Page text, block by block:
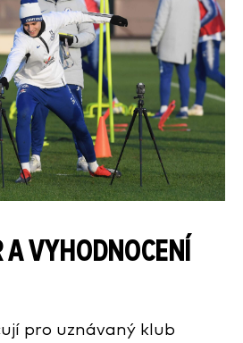
A VYHODNOCENÍ
pro uznávaný klub